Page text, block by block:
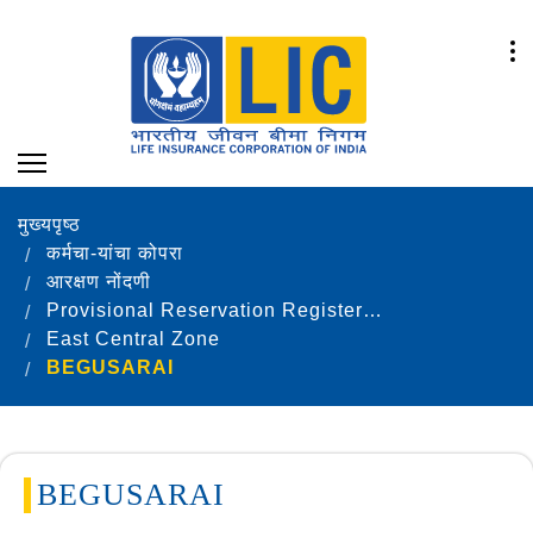
मुख्यपृष्ठ
कर्मचा-यांचा कोपरा
आरक्षण नोंदणी
Provisional Reservation Registers as on 31.12.2024
East Central Zone
BEGUSARAI
BEGUSARAI